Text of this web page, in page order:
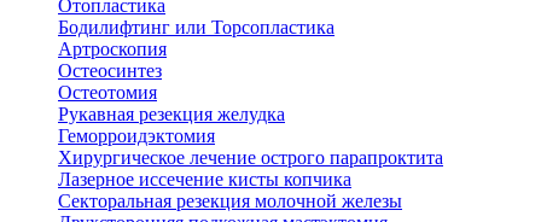
Отопластика
Бодилифтинг или Торсопластика
Артроскопия
Остеосинтез
Остеотомия
Рукавная резекция желудка
Геморроидэктомия
Хирургическое лечение острого парапроктита
Лазерное иссечение кисты копчика
Секторальная резекция молочной железы